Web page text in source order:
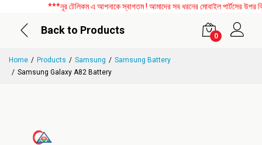
***নূর টেলিকম এ আপনাকে স্বাগতম ! আমাদের সব ধরনের মোবাইল পার্টসের উপর
Back to Products
0
Home Products Samsung
Samsung Battery
Samsung Galaxy A82 Battery